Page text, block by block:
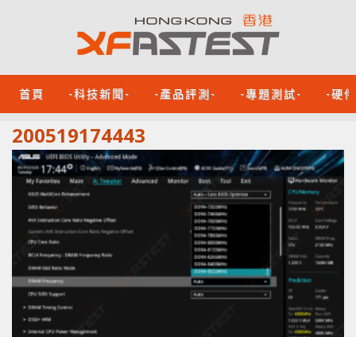
首頁 -科技新聞- -產品評測- -專題測試- -硬
200519174443